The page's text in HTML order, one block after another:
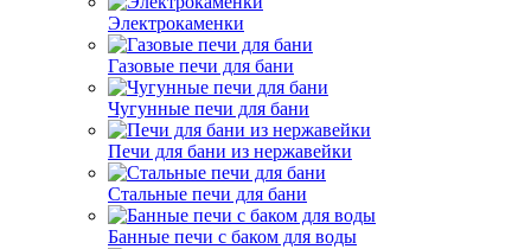
Электрокаменки
Газовые печи для бани
Чугунные печи для бани
Печи для бани из нержавейки
Стальные печи для бани
Банные печи с баком для воды